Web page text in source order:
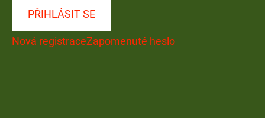
PŘIHLÁSIT SE
Nová registraceZapomenuté heslo